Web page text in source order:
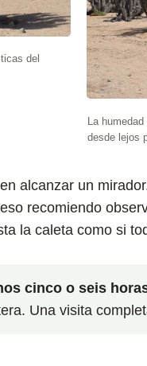
del
La
desde lejos
alcanzar un
recomiendo
la caleta como si
cinco o seis
Una visita